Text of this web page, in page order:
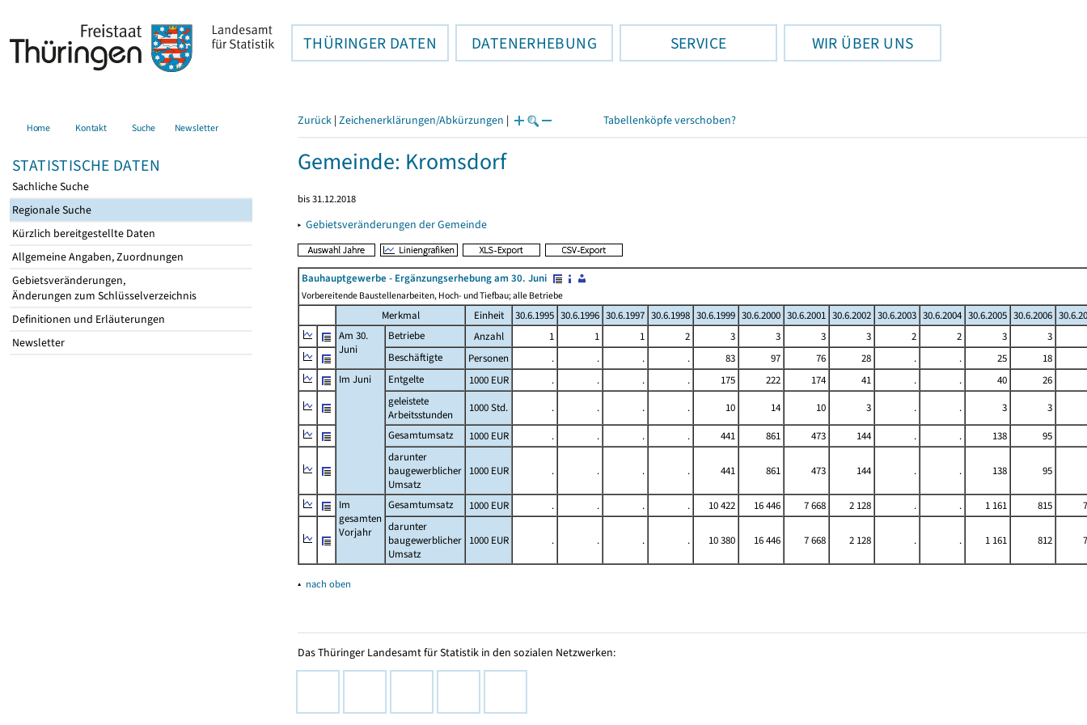
THÜRINGER DATEN DATENERHEBUNG SERVICE WIR ÜBER UNS
Home Kontakt Suche Newsletter
STATISTISCHE DATEN
Sachliche Suche
Regionale Suche
Kürzlich bereitgestellte Daten
Allgemeine Angaben, Zuordnungen
Gebietsveränderungen,
Änderungen zum Schlüsselverzeichnis
Definitionen und Erläuterungen
Newsletter
Zurück | Zeichenerklärungen/Abkürzungen | Tabellenköpfe verschoben?
Gemeinde: Kromsdorf
bis 31.12.2018
▸ Gebietsveränderungen der Gemeinde
Bauhauptgewerbe - Ergänzungserhebung am 30. Juni
Vorbereitende Baustellenarbeiten, Hoch- und Tiefbau; alle Betriebe
Merkmal Einheit 30.6.1995 30.6.1996 30.6.1997 30.6.1998 30.6.1999 30.6.2000 30.6.2001 30.6.2002 30.6.2003 30.6.2004 30.6.2005 30.6.2006
Am 30.
Juni
Betriebe Anzahl 1 1 1 2 3 3 3 3 2 2 3
3
Beschäftigte
Personen . . . . 83 97 76 28 . . 25
18
Im Juni
Entgelte 1000 EUR . . . . 175 222 174 41 . . 40
26
geleistete
Arbeitsstunden
1000 Std. . . . . 10 14 10 3 . . 3
3
Gesamtumsatz
1000 EUR . . . . 441 861 473 144 . . 138
95
darunter
baugewerblicher
Umsatz
1000 EUR . . . . 441 861 473 144 . . 138 95
Im
gesamten
Vorjahr
Gesamtumsatz 1000 EUR . . . . 10 422 16 446 7 668 2 128 . . 1 161 815
darunter
baugewerblicher
Umsatz
1000 EUR . . . . 10 380 16 446 7 668 2 128 . . 1 161 812
▴ nach oben
Das Thüringer Landesamt für Statistik in den sozialen Netzwerken: